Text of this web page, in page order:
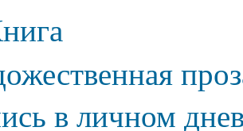
в личном